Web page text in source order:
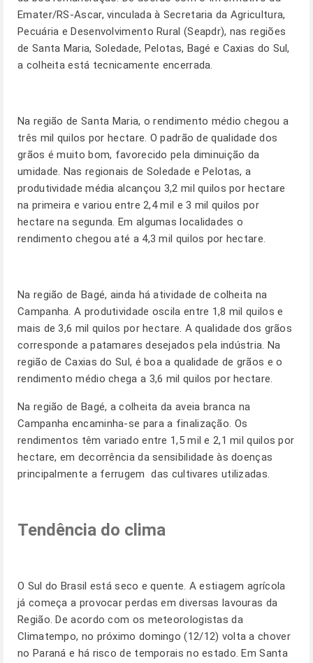
Emater/RS-Ascar, vinculada à Secretaria da Agricultura,
Pecuária e Desenvolvimento Rural (Seapdr), nas regiões
de Santa Maria, Soledade, Pelotas, Bagé e Caxias do Sul,
a colheita está tecnicamente encerrada.
Na região de Santa Maria, o rendimento médio chegou a
três mil quilos por hectare. O padrão de qualidade dos
grãos é muito bom, favorecido pela diminuição da
umidade. Nas regionais de Soledade e Pelotas, a
produtividade média alcançou 3,2 mil quilos por hectare
na primeira e variou entre 2,4 mil e 3 mil quilos por
hectare na segunda. Em algumas localidades o
rendimento chegou até a 4,3 mil quilos por hectare.
Na região de Bagé, ainda há atividade de colheita na
Campanha. A produtividade oscila entre 1,8 mil quilos e
mais de 3,6 mil quilos por hectare. A qualidade dos grãos
corresponde a patamares desejados pela indústria. Na
região de Caxias do Sul, é boa a qualidade de grãos e o
rendimento médio chega a 3,6 mil quilos por hectare.
Na região de Bagé, a colheita da aveia branca na
Campanha encaminha-se para a finalização. Os
rendimentos têm variado entre 1,5 mil e 2,1 mil quilos por
hectare, em decorrência da sensibilidade às doenças 
principalmente a ferrugem  das cultivares utilizadas.
Tendência do clima
O Sul do Brasil está seco e quente. A estiagem agrícola
já começa a provocar perdas em diversas lavouras da
Região. De acordo com os meteorologistas da
Climatempo, no próximo domingo (12/12) volta a chover
no Paraná e há risco de temporais no estado. Em Santa